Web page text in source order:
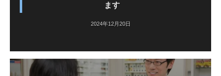
ます
2024年12月20日